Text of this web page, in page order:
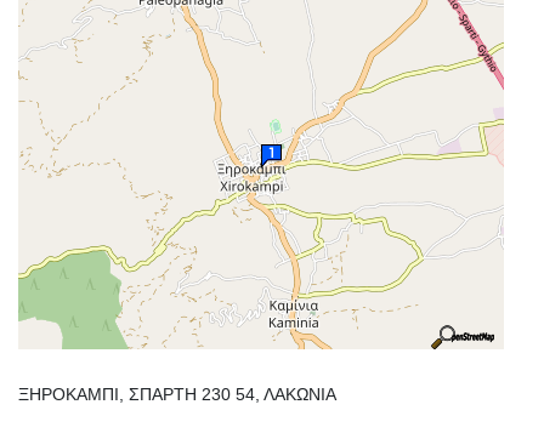
ΞΗΡΟΚΑΜΠΙ, ΣΠΑΡΤΗ 230 54, ΛΑΚΩΝΙΑ